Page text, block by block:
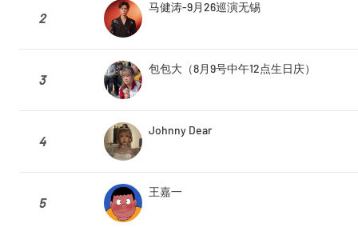
2
马健涛-9月26巡演无锡
3
包包大（8月9号中午12点生日庆）
4
Johnny Dear
5
王嘉一